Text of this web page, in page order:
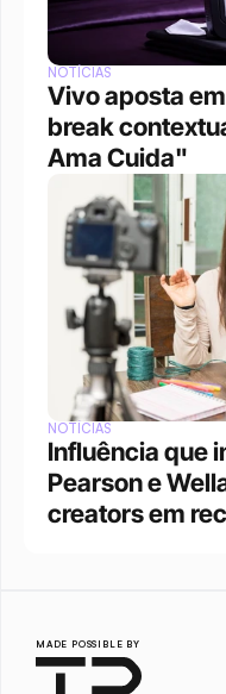
NOTÍCIAS
Vivo aposta
break
Ama Cuida"
NOTÍCIAS
Influência que
Pearson e
creators em
MADE POSSIBLE BY